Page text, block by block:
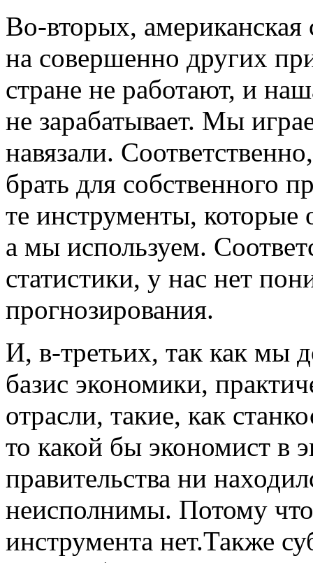
Во-вторых, американская
на совершенно других
стране не работают, и
не зарабатывает. Мы
навязали.
брать для собственного
те инструменты, которые
а мы используем.
статистики, у нас нет
прогнозирования.
И, в-третьих, так как мы
базис экономики,
отрасли, такие, как
то какой бы экономист в
правительства ни
неисполнимы. Потому
инструмента нет.Также